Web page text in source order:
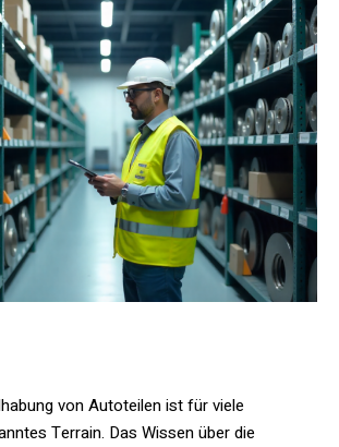
von Autoteilen ist für viele
Terrain. Das Wissen über die